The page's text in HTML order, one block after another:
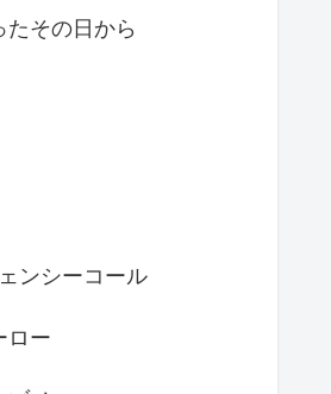
たその日から
ンシーコール
ロー